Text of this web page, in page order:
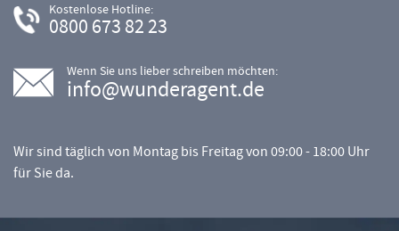
Kostenlose Hotline:
0800 673 82 23
Wenn Sie uns lieber schreiben möchten:
info@wunderagent.de
Wir sind täglich von Montag bis Freitag von 09:00 - 18:00 Uhr
für Sie da.